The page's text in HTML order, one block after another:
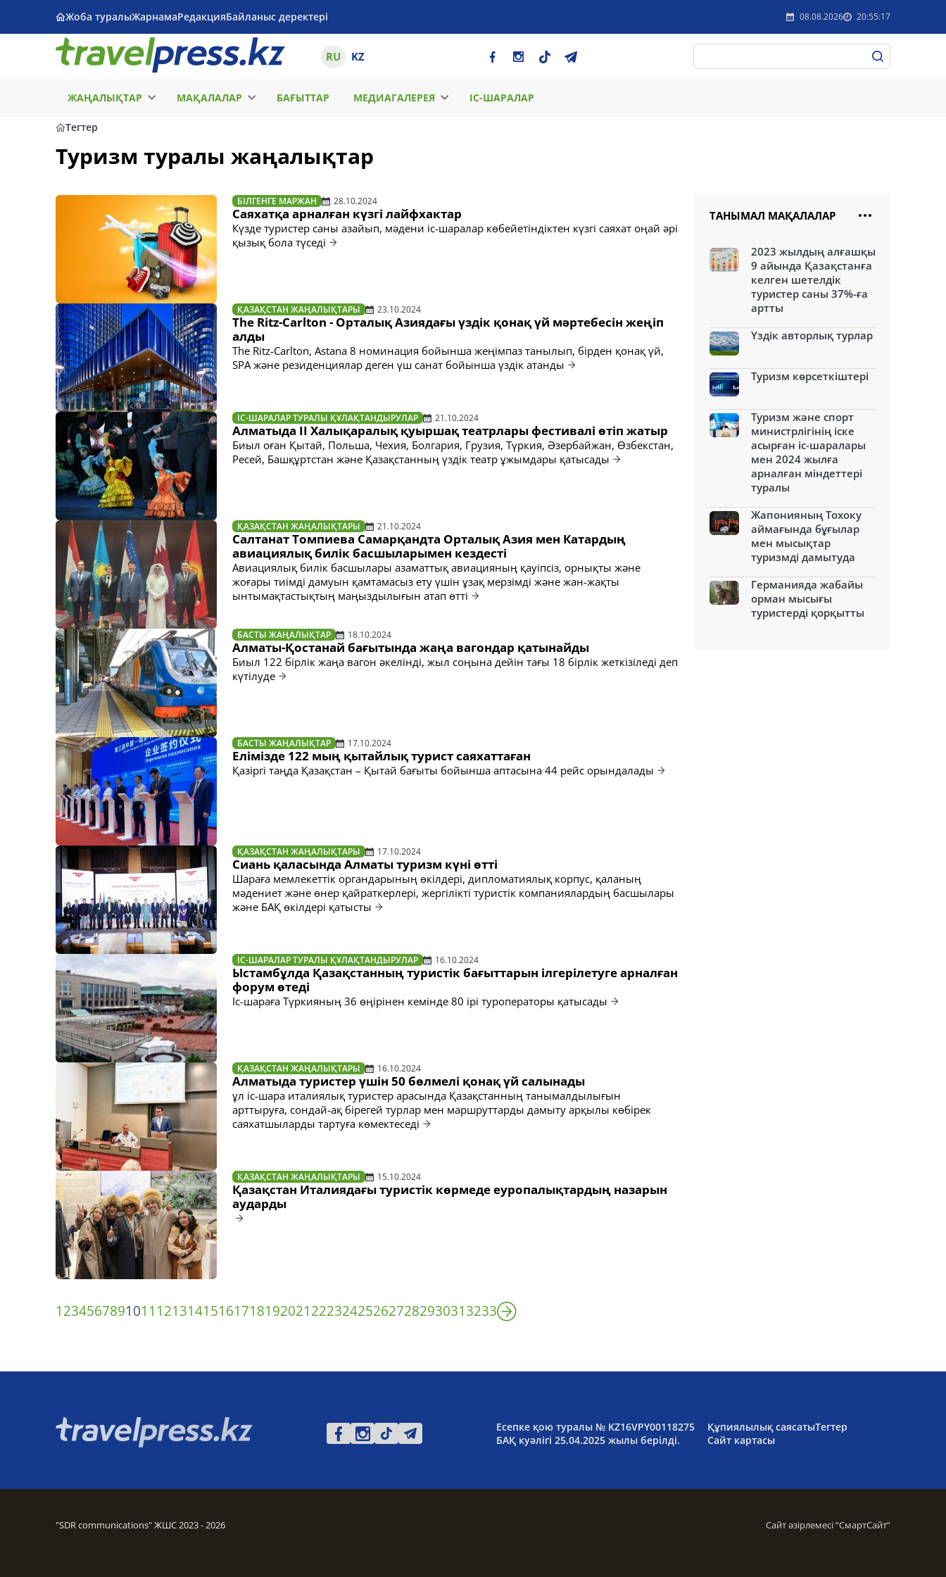
Жоба туралыЖарнамаРедакцияБайланыс деректері 08.08.2026 20:55:17
RU KZ
ЖАҢАЛЫҚТАР МАҚАЛАЛАР БАҒЫТТАР МЕДИАГАЛЕРЕЯ ІС-ШАРАЛАР
Тегтер
Туризм туралы жаңалықтар
БІЛГЕНГЕ МАРЖАН 28.10.2024
Саяхатқа арналған күзгі лайфхактар
Күзде туристер саны азайып, мәдени іс-шаралар көбейетіндіктен күзгі саяхат оңай әрі
қызық бола түседі
ҚАЗАҚСТАН ЖАҢАЛЫҚТАРЫ 23.10.2024
The Ritz-Carlton - Орталық Азиядағы үздік қонақ үй мәртебесін жеңіп
алды
The Ritz-Carlton, Astana 8 номинация бойынша жеңімпаз танылып, бірден қонақ үй,
SPA және резиденциялар деген үш санат бойынша үздік атанды
ІС-ШАРАЛАР ТУРАЛЫ ҚҰЛАҚТАНДЫРУЛАР 21.10.2024
Алматыда ІІ Халықаралық қуыршақ театрлары фестивалі өтіп жатыр
Биыл оған Қытай, Польша, Чехия, Болгария, Грузия, Түркия, Әзербайжан, Өзбекстан,
Ресей, Башқұртстан және Қазақстанның үздік театр ұжымдары қатысады
ҚАЗАҚСТАН ЖАҢАЛЫҚТАРЫ 21.10.2024
Салтанат Томпиева Самарқандта Орталық Азия мен Катардың
авиациялық билік басшыларымен кездесті
Авиациялық билік басшылары азаматтық авиацияның қауіпсіз, орнықты және
жоғары тиімді дамуын қамтамасыз ету үшін ұзақ мерзімді және жан-жақты
ынтымақтастықтың маңыздылығын атап өтті
БАСТЫ ЖАҢАЛЫҚТАР 18.10.2024
Алматы-Қостанай бағытында жаңа вагондар қатынайды
Биыл 122 бірлік жаңа вагон әкелінді, жыл соңына дейін тағы 18 бірлік жеткізіледі деп
күтілуде
БАСТЫ ЖАҢАЛЫҚТАР 17.10.2024
Елімізде 122 мың қытайлық турист саяхаттаған
Қазіргі таңда Қазақстан – Қытай бағыты бойынша аптасына 44 рейс орындалады
ҚАЗАҚСТАН ЖАҢАЛЫҚТАРЫ 17.10.2024
Сиань қаласында Алматы туризм күні өтті
Шараға мемлекеттік органдарының өкілдері, дипломатиялық корпус, қаланың
мәдениет және өнер қайраткерлері, жергілікті туристік компаниялардың басшылары
және БАҚ өкілдері қатысты
ІС-ШАРАЛАР ТУРАЛЫ ҚҰЛАҚТАНДЫРУЛАР 16.10.2024
Ыстамбұлда Қазақстанның туристік бағыттарын ілгерілетуге арналған
форум өтеді
Іс-шараға Түркияның 36 өңірінен кемінде 80 ірі туроператоры қатысады
ҚАЗАҚСТАН ЖАҢАЛЫҚТАРЫ 16.10.2024
Алматыда туристер үшін 50 бөлмелі қонақ үй салынады
ұл іс-шара италиялық туристер арасында Қазақстанның танымалдылығын
арттыруға, сондай-ақ бірегей турлар мен маршруттарды дамыту арқылы көбірек
саяхатшыларды тартуға көмектеседі
ҚАЗАҚСТАН ЖАҢАЛЫҚТАРЫ 15.10.2024
Қазақстан Италиядағы туристік көрмеде еуропалықтардың назарын
аударды
1234567891011 12131415161718192021222324252627282930313233
ТАНЫМАЛ МАҚАЛАЛАР
2023 жылдың алғашқы
9 айында Қазақстанға
келген шетелдік
туристер саны 37%-ға
артты
Үздік авторлық турлар
Туризм көрсеткіштері
Туризм және спорт
министрлігінің іске
асырған іс-шаралары
мен 2024 жылға
арналған міндеттері
туралы
Жапонияның Тохоку
аймағында бұғылар
мен мысықтар
туризмді дамытуда
Германияда жабайы
орман мысығы
туристерді қорқытты
Есепке қою туралы № KZ16VPY00118275
БАҚ куәлігі 25.04.2025 жылы берілді.
Құпиялылық саясатыТегтер
Сайт картасы
"SDR communications" ЖШС 2023 - 2026 Сайт әзірлемесі “СмартСайт”